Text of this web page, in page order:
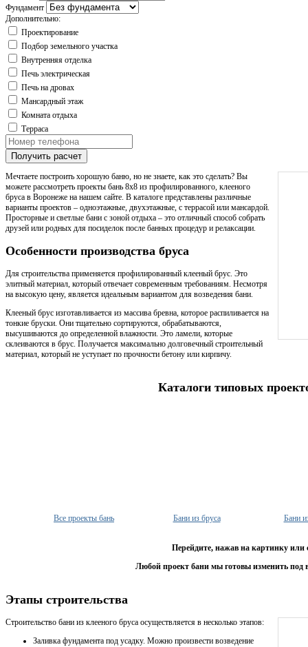
Фундамент
Дополнительно:
Проектирование
Подбор земельного участка
Внутренняя отделка
Печь электрическая
Печь на дровах
Мансардный этаж
Комната отдыха
Терраса
Получить расчет
Мечтаете построить хорошую баню, но не знаете, как это сделать? Вы
можете рассмотреть проекты бань 8х8 из профилированного, клееного
бруса в Воронеже на нашем сайте. В каталоге представлены различные
варианты проектов – одноэтажные, двухэтажные, с террасой или мансардой.
Просторные и светлые бани с зоной отдыха – это отличный способ собрать
друзей или родных для посиделок после банных процедур и релаксации.
Особенности производства бруса
Для строительства применяется профилированный клееный брус. Это
элитный материал, который отвечает современным требованиям. Несмотря
на высокую цену, является идеальным вариантом для возведения бани.
Клееный брус изготавливается из массива бревна, которое распиливается на
тонкие бруски. Они тщательно сортируются, обрабатываются,
высушиваются до определенной влажности. Это ламели, которые
склеиваются в брус. Получается максимально долговечный строительный
материал, который не уступает по прочности бетону или кирпичу.
Каталоги типовых
Все проекты бань Бани из бруса Бани
Перейдите, нажав на картинку или
Любой проект бани мы готовы изменить под
Этапы строительства
Строительство бани из клееного бруса осуществляется в несколько этапов:
Заливка фундамента под усадку. Можно произвести возведение